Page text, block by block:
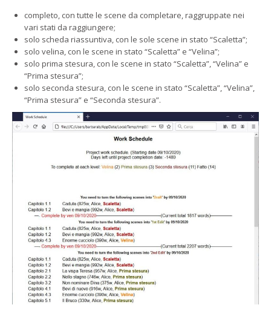
completo, con tutte le scene da completare, raggruppate nei
vari stati da raggiungere;
solo scheda riassuntiva, con le sole scene in stato “Scaletta”;
solo velina, con le scene in stato “Scaletta” e “Velina”;
solo prima stesura, con le scene in stato “Scaletta”, “Velina” e
“Prima stesura”;
solo seconda stesura, con le scene in stato “Scaletta”, “Velina”,
“Prima stesura” e “Seconda stesura”.